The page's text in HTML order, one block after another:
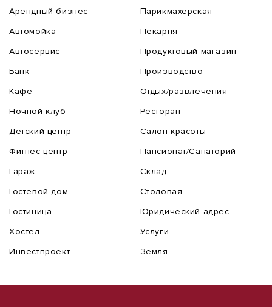
Арендный бизнес
Автомойка
Автосервис
Банк
Кафе
Ночной клуб
Детский центр
Фитнес центр
Гараж
Гостевой дом
Гостиница
Хостел
Инвестпроект
Парикмахерская
Пекарня
Продуктовый магазин
Производство
Отдых/развлечения
Ресторан
Салон красоты
Пансионат/Санаторий
Склад
Столовая
Юридический адрес
Услуги
Земля